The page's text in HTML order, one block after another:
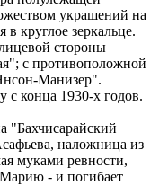
украшений на
круглое зеркальце.
стороны
с противоположной
Манизер".
с конца 1930-х годов.
наложница из
муками ревности,
Марию - и погибает